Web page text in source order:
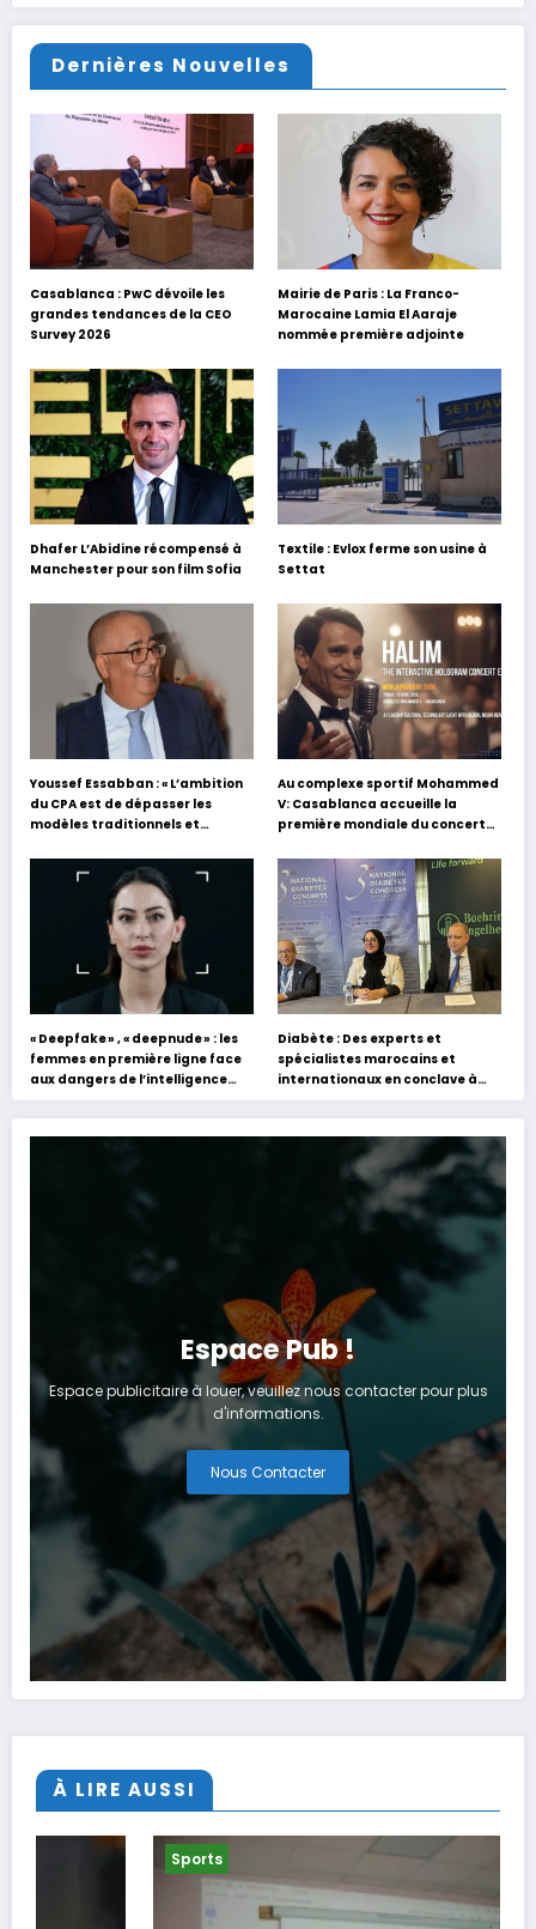
Dernières Nouvelles
Casablanca : PwC dévoile les
grandes tendances de la CEO
Survey 2026
Mairie de Paris : La Franco-
Marocaine Lamia El Aaraje
nommée première adjointe
Dhafer L’Abidine récompensé à
Manchester pour son film Sofia
Textile : Evlox ferme son usine à
Settat
Youssef Essabban : « L’ambition
du CPA est de dépasser les
modèles traditionnels et
s’appuyant sur le partage des
expériences »
Au complexe sportif Mohammed
V: Casablanca accueille la
première mondiale du concert
« Deepfake » , « deepnude » : les
femmes en première ligne face
aux dangers de l’intelligence
artificielle
Diabète : Des experts et
spécialistes marocains et
internationaux en conclave à
Tanger
Espace Pub !
Espace publicitaire à louer, veuillez nous contacter pour plus
d'informations.
Nous Contacter
À LIRE AUSSI